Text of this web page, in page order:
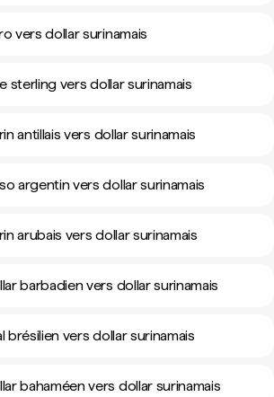
vers dollar surinamais
sterling vers dollar surinamais
antillais vers dollar surinamais
argentin vers dollar surinamais
arubais vers dollar surinamais
barbadien vers dollar surinamais
brésilien vers dollar surinamais
bahaméen vers dollar surinamais